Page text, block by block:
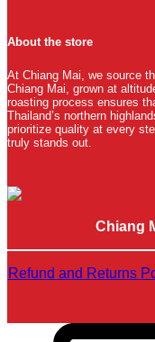
About the store
At Chiang Mai, we source
Chiang Mai, grown at
roasting process ensures
Thailand’s northern
prioritize quality at every
truly stands out.
Chiang
Refund and Returns